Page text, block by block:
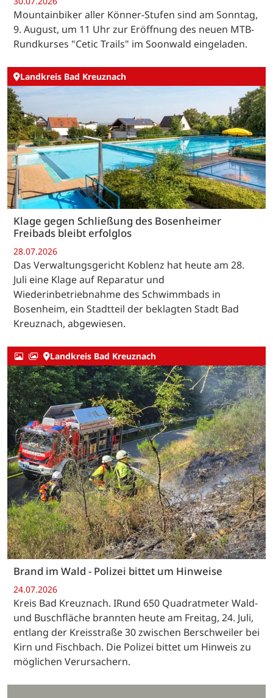
Mountainbiker aller Könner-Stufen sind am Sonntag,
9. August, um 11 Uhr zur Eröffnung des neuen MTB-
Rundkurses "Cetic Trails" im Soonwald eingeladen.
Landkreis Bad Kreuznach
Klage gegen Schließung des Bosenheimer
Freibads bleibt erfolglos
28.07.2026
Das Verwaltungsgericht Koblenz hat heute am 28.
Juli eine Klage auf Reparatur und
Wiederinbetriebnahme des Schwimmbads in
Bosenheim, ein Stadtteil der beklagten Stadt Bad
Kreuznach, abgewiesen.
Landkreis Bad Kreuznach
Brand im Wald - Polizei bittet um Hinweise
24.07.2026
Kreis Bad Kreuznach. IRund 650 Quadratmeter Wald-
und Buschfläche brannten heute am Freitag, 24. Juli,
entlang der Kreisstraße 30 zwischen Berschweiler bei
Kirn und Fischbach. Die Polizei bittet um Hinweis zu
möglichen Verursachern.